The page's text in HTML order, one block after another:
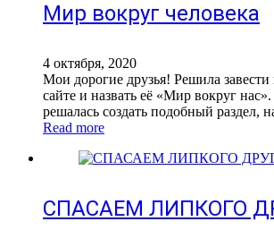
Мир вокруг человека
4 октября, 2020
Мои дорогие друзья! Решила
сайте и назвать её «Мир вокруг
решалась создать подобный раздел,
Read more
СПАСАЕМ ЛИПКОГО